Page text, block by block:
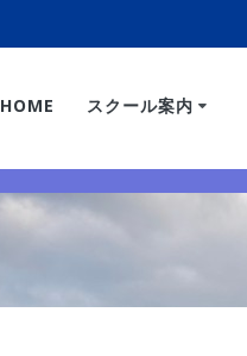
HOME スクール案内